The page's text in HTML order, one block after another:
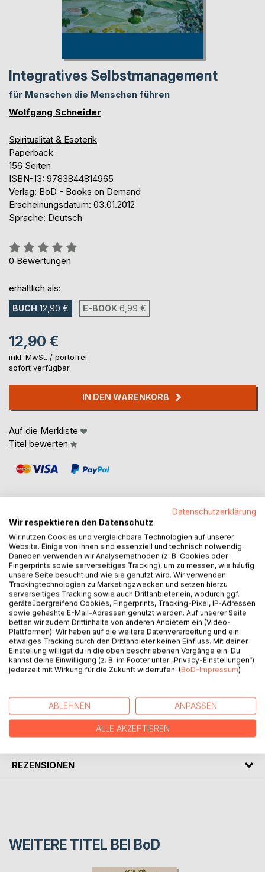
Integratives Selbstmanagement
für Menschen die Menschen führen
Wolfgang Schneider
Spiritualität & Esoterik
Paperback
156 Seiten
ISBN-13: 9783844814965
Verlag: BoD - Books on Demand
Erscheinungsdatum: 03.01.2012
Sprache: Deutsch
Bewertung::
0%
0 Bewertungen
erhältlich als:
BUCH 12,90 € E-BOOK 6,99 €
12,90 €
inkl. MwSt. / portofrei
sofort verfügbar
IN DEN WARENKORB
Auf die Merkliste
Titel bewerten
BESCHREIBUNG
Integratives Selbstmanagement richtet sich an Menschen,
die in der heutigen Welt gefordert sind. Menschen, die sich
nicht treiben lassen, sondern aktiv ihr Leben entwickeln
wollen. Das bedeutet, sich selbst Freiräume zu
erschließen, in denen interaktives Leben möglich wird. Das
Buch will über einen normalen Ratgeber hinaus weisen, der
Regeln aufstellt, die im Alltag schnell wieder vergessen
werden. Die zahlreichen Fragestellungen regen Sie zu
Eigenreflexion an.
AUTOR/IN
REZENSIONEN
WEITERE TITEL BEI BoD
Datenschutzerklärung
Wir respektieren den Datenschutz
Wir nutzen Cookies und vergleichbare Technologien auf unserer
Website. Einige von ihnen sind essenziell und technisch notwendig.
Daneben verwenden wir Analysemethoden (z. B. Cookies oder
Fingerprints sowie serverseitiges Tracking), um zu messen, wie häufig
unsere Seite besucht und wie sie genutzt wird. Wir verwenden
Trackingtechnologien zu Marketingzwecken und setzen hierzu
serverseitiges Tracking sowie auch Drittanbieter ein, wodurch ggf.
geräteübergreifend Cookies, Fingerprints, Tracking-Pixel, IP-Adressen
sowie gehashte E-Mail-Adressen genutzt werden. Auf unserer Seite
betten wir zudem Drittinhalte von anderen Anbietern ein (Video-
Plattformen). Wir haben auf die weitere Datenverarbeitung und ein
etwaiges Tracking durch den Drittanbieter keinen Einfluss. Mit deiner
Einstellung willigst du in die oben beschriebenen Vorgänge ein. Du
kannst deine Einwilligung (z. B. im Footer unter „Privacy-Einstellungen“)
jederzeit mit Wirkung für die Zukunft widerrufen. (BoD-Impressum)
ABLEHNEN ANPASSEN
ALLE AKZEPTIEREN